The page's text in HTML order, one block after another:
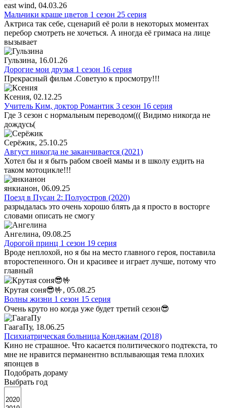
east wind, 04.03.26
Мальчики краше цветов 1 сезон 25 серия
Актриса так себе, сценарий её роли в некоторых моментах
перебор смотреть не хочеться. А иногда её гримаса на лице
вызывает
Гульзина, 16.01.26
Дорогие мои друзья 1 сезон 16 серия
Прекрасный фильм .Советую к просмотру!!!
Ксения, 02.12.25
Учитель Ким, доктор Романтик 3 сезон 16 серия
Где 3 сезон с нормальным переводом((( Видимо никогда не
дождусь(
Серёжик, 25.10.25
Август никогда не заканчивается (2021)
Хотел бы и я быть рабом своей мамы и в школу ездить на
таком мотоцикле!!!
янкианон, 06.09.25
Поезд в Пусан 2: Полуостров (2020)
разрыдалась это очень хорошо блять да я просто в восторге
словами описать не смогу
Ангелина, 09.08.25
Дорогой принц 1 сезон 19 серия
Вроде неплохой, но я бы на место главного героя, поставила
второстепенного. Он и красивее и играет лучше, потому что
главный
Крутая соня😎🤟, 05.08.25
Волны жизни 1 сезон 15 серия
Очень круто но когда уже будет третий сезон😎
ГаагаПу, 18.06.25
Психиатрическая больница Конджиам (2018)
Кино не страшное. Что касается политического подтекста, то
мне не нравится перманентно всплывающая тема плохих
японцев в
Подобрать дораму
Выбрать год